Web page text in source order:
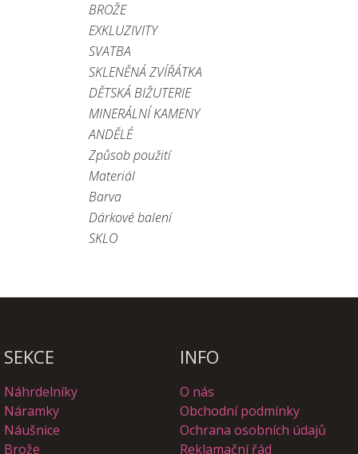
BROŽE
EXKLUZIVITY
SVATBA
SKLENĚNÁ ZVÍŘÁTKA
DĚTSKÁ BIŽUTERIE
MINERÁLNÍ KAMENY
ANDĚLÉ
Způsob použití
Materiál
Barva
Dárkové balení
SKLO
SEKCE INFO
Náhrdelníky
Náramky
Náušnice
Brože
O nás
Obchodní podmínky
Ochrana osobních údajů
Reklamační řád